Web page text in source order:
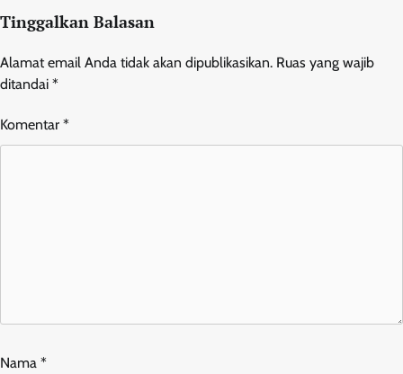
Tinggalkan Balasan
Alamat email Anda tidak akan dipublikasikan. Ruas yang wajib
ditandai *
Komentar *
Nama *